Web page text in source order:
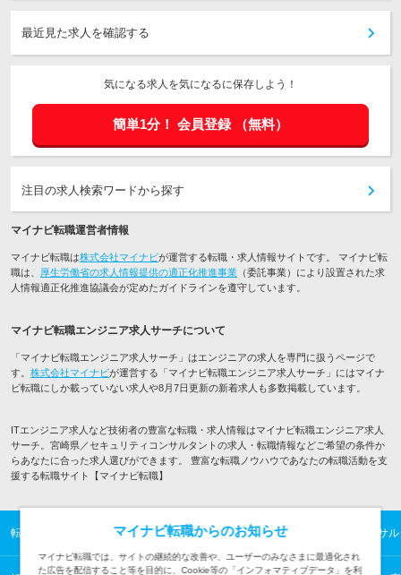
最近見た求人を確認する
気になる求人を気になるに保存しよう！
簡単1分！ 会員登録 （無料）
注目の求人検索ワードから探す
マイナビ転職運営者情報
マイナビ転職は株式会社マイナビが運営する転職・求人情報サイトです。 マイナビ転
職は、 厚生労働省の求人情報提供の適正化推進事業 （委託事業）により設置された求
人情報適正化推進協議会が定めたガイドラインを遵守しています。
マイナビ転職エンジニア求人サーチについて
「マイナビ転職エンジニア求人サーチ」はエンジニアの求人を専門に扱うページで
す。 株式会社マイナビが運営する「マイナビ転職エンジニア求人サーチ」にはマイナ
ビ転職にしか載っていない求人や8月7日更新の新着求人も多数掲載しています。
ITエンジニア求人など技術者の豊富な転職・求人情報はマイナビ転職エンジニア求人
サーチ。宮崎県／セキュリティコンサルタントの求人・転職情報などご希望の条件か
らあなたに合った求人選びができます。 豊富な転職ノウハウであなたの転職活動を支
援する転職サイト【マイナビ転職】
転職TOP ITエンジニアの転職・求人情報TOP 宮崎県／セキュリティコンサ
マイナビ転職からのお知らせ
マイナビ転職では、サイトの継続的な改善や、ユーザーのみなさまに最適化され
た広告を配信すること等を目的に、Cookie等の「インフォマティブデータ」を利